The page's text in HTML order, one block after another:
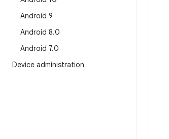
Android 9
Android 8.0
Android 7.0
Device administration